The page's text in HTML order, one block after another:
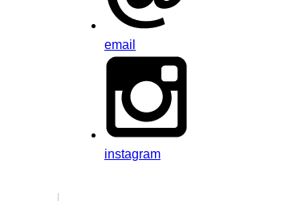
email
instagram